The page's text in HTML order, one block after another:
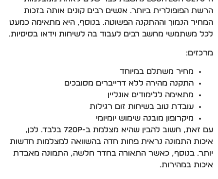
הרשת הפופולרית ביותר. אנשים רבים קונים אותה בזכות
המחיר הנמוך וההתקנה הפשוטה. בנוסף, היא מתאימה כמעט
לכל משתמשי מחשב רבים לעבוד בה לשיחות וידאו בסיסיות.
מרכזים:
מחיר משתלם במיוחד
התקנה מהירה ללא דרייברים מסובכים
מתאימה ללימודים אונליין
עובדת טוב בשיחות זום רגילות
מיקרופון מובנה שימוש יומיומי
עם זאת, חשוב להבין שהיא מצלמת ב-720p בלבד. לכן,
איכות התמונה נראית פחות חדה בהשוואה למצלמות חדשות
יותר. בנוסף, כאשר התאורה בחדר חלשה, התמונה מאבדת
איכות במהירות.